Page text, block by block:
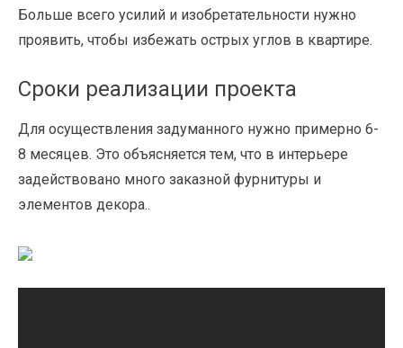
Больше всего усилий и изобретательности нужно
проявить, чтобы избежать острых углов в квартире.
Сроки реализации проекта
Для осуществления задуманного нужно примерно 6-
8 месяцев. Это объясняется тем, что в интерьере
задействовано много заказной фурнитуры и
элементов декора..